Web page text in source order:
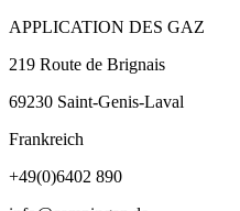
APPLICATION DES GAZ
219 Route de Brignais
69230 Saint-Genis-Laval
Frankreich
+49(0)6402 890